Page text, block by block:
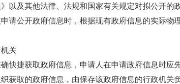
以及其他法律、法规和国家有关规定对拟公开的
公开政府信息时，根据现有政府信息的实际物
关
捷获取政府信息，申请人在申请政府信息时应
获取的政府信息，由保存该政府信息的行政机关